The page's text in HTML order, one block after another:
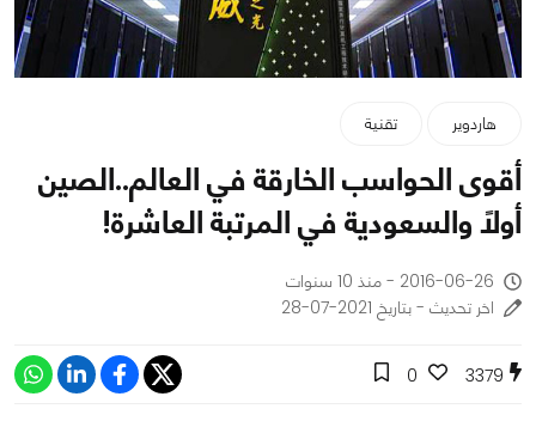
هاردوير تقنية
أقوى الحواسب الخارقة في العالم..الصين
أولاً والسعودية في المرتبة العاشرة!
2016-06-26 - منذ 10 سنوات
اخر تحديث - بتاريخ 2021-07-28
3379
0